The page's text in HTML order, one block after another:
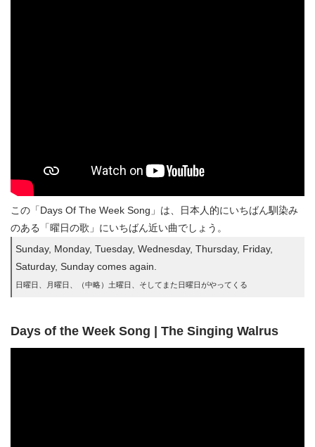
この「Days Of The Week Song」は、日本人的にいちばん馴染み
のある「曜日の歌」にいちばん近い曲でしょう。
Sunday, Monday, Tuesday, Wednesday, Thursday, Friday,
Saturday, Sunday comes again.
日曜日、月曜日、（中略）土曜日、そしてまた日曜日がやってくる
Days of the Week Song | The Singing Walrus